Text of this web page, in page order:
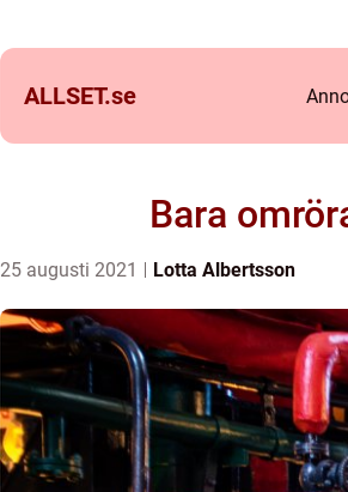
ALLSET.se
Bara
25 augusti 2021 Lotta Albertsson